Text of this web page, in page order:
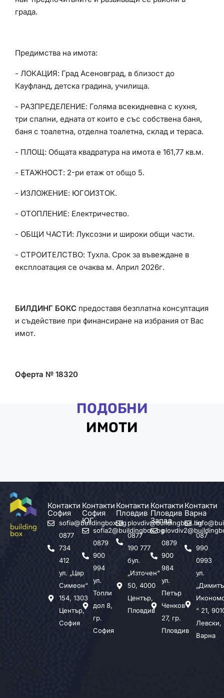
града.
Предимства на имота:
- ЛОКАЦИЯ: Град Асеновград, в близост до
Кауфланд, детска градина, училища.
- РАЗПРЕДЕЛЕНИЕ: Голяма всекидневна с кухня,
три спални, едната от които е със собствена баня,
баня с тоалетна, отделна тоалетна, склад и тераса.
- ПЛОЩ: Общата квадратура на имота е 161,77 кв.м.
- ЕТАЖНОСТ: 2-ри етаж от общо 5.
- ИЗЛОЖЕНИЕ: ЮГОИЗТОК.
- ОТОПЛЕНИЕ: Електричество.
- ОБЩИ ЧАСТИ: Луксозни и широки общи части.
- СТРОИТЕЛСТВО: Тухла. Срок за въвеждане в
експлоатация се очаква м. Април 2026г.
БИЛДИНГ БОКС предоставя безплатна консултация
и съдействие при финансиране на избрания от Вас
имот.
Оферта № 18320
ПОДОБНИ
ИМОТИ
Контакти
София
sofia@buildingbox.bg
0877
734
412
ул. „Цар
Симеон“
154, 1303
Център,
София
Контакти
София
ЮГ
sofia2@buildingbox.bg
0879
900
994
ул.
Топли
дол 8,
гр.
София
Контакти
Пловдив
plovdiv@buildingbox.bg
0877
190 777
бул.
„Източен“
50, 4000
Център,
Пловдив
Контакти
Пловдив
Запад
0879
900
984
ул.
Петър
Ченков
27, гр.
Пловдив
Контакти
Варна
087
990
0993
ул.
“ 21,
Левски,
Варна